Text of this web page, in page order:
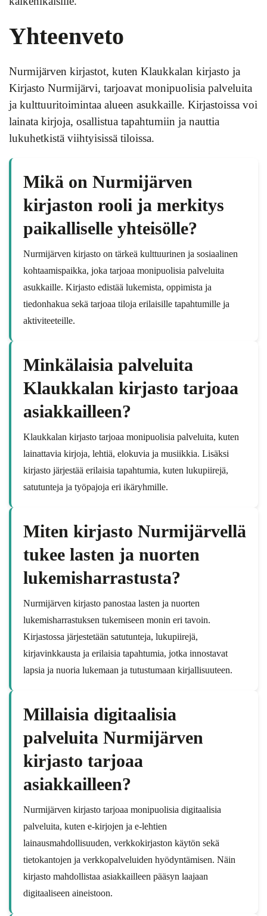
Yhteenveto
Nurmijärven kirjastot, kuten Klaukkalan kirjasto ja
Kirjasto Nurmijärvi, tarjoavat monipuolisia palveluita
ja kulttuuritoimintaa alueen asukkaille. Kirjastoissa voi
lainata kirjoja, osallistua tapahtumiin ja nauttia
lukuhetkistä viihtyisissä tiloissa.
Mikä on Nurmijärven
kirjaston rooli ja merkitys
paikalliselle yhteisölle?
Nurmijärven kirjasto on tärkeä kulttuurinen ja sosiaalinen
kohtaamispaikka, joka tarjoaa monipuolisia palveluita
asukkaille. Kirjasto edistää lukemista, oppimista ja
tiedonhakua sekä tarjoaa tiloja erilaisille tapahtumille ja
aktiviteeteille.
Minkälaisia palveluita
Klaukkalan kirjasto tarjoaa
asiakkailleen?
Klaukkalan kirjasto tarjoaa monipuolisia palveluita, kuten
lainattavia kirjoja, lehtiä, elokuvia ja musiikkia. Lisäksi
kirjasto järjestää erilaisia tapahtumia, kuten lukupiirejä,
satutunteja ja työpajoja eri ikäryhmille.
Miten kirjasto Nurmijärvellä
tukee lasten ja nuorten
lukemisharrastusta?
Nurmijärven kirjasto panostaa lasten ja nuorten
lukemisharrastuksen tukemiseen monin eri tavoin.
Kirjastossa järjestetään satutunteja, lukupiirejä,
kirjavinkkausta ja erilaisia tapahtumia, jotka innostavat
lapsia ja nuoria lukemaan ja tutustumaan kirjallisuuteen.
Millaisia digitaalisia
palveluita Nurmijärven
kirjasto tarjoaa
asiakkailleen?
Nurmijärven kirjasto tarjoaa monipuolisia digitaalisia
palveluita, kuten e-kirjojen ja e-lehtien
lainausmahdollisuuden, verkkokirjaston käytön sekä
tietokantojen ja verkkopalveluiden hyödyntämisen. Näin
kirjasto mahdollistaa asiakkailleen pääsyn laajaan
digitaaliseen aineistoon.